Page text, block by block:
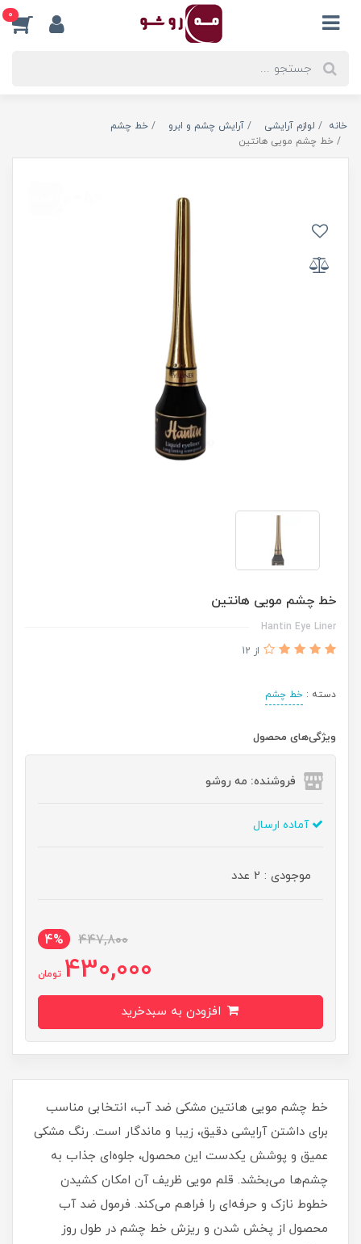
0
خانه لوازم آرایشی آرایش چشم و ابرو
خط چشم
خط چشم مویی هانتین
خط چشم مویی هانتین
Hantin Eye Liner
از 12
دسته : خط چشم
ویژگی‌های محصول
فروشنده: مه رو‌شو
آماده ارسال
موجودی : 2 عدد
447,800
4%
430,000 تومان
خط چشم مویی هانتین مشکی ضد آب، انتخابی مناسب
برای داشتن آرایشی دقیق، زیبا و ماندگار است. رنگ مشکی
عمیق و پوشش یکدست این محصول، جلوه‌ای جذاب به
چشم‌ها می‌بخشد. قلم مویی ظریف آن امکان کشیدن
خطوط نازک و حرفه‌ای را فراهم می‌کند. فرمول ضد آب
محصول از پخش شدن و ریزش خط چشم در طول روز